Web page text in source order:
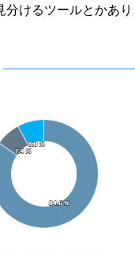
分けるツールとかあ